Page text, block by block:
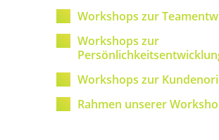
Work­shops zur
Work­shops zur
Work­shops zur
Rah­men unse­rer